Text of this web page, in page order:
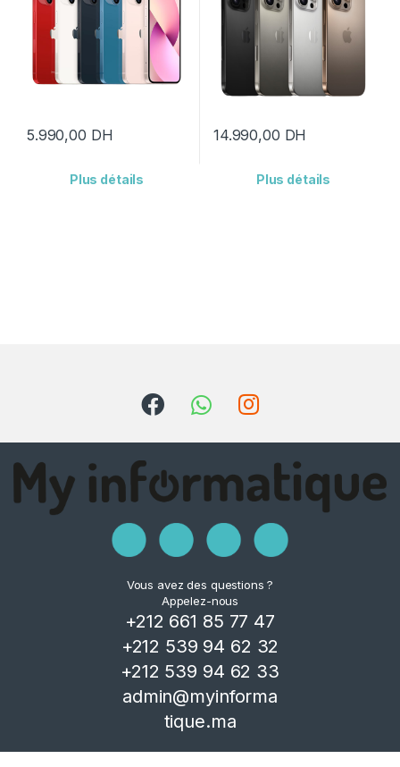
5.990,00 DH
Plus détails
14.990,00 DH
Plus détails
Vous avez des questions ?
Appelez-nous
+212 661 85 77 47
+212 539 94 62 32
+212 539 94 62 33
admin@myinforma
tique.ma